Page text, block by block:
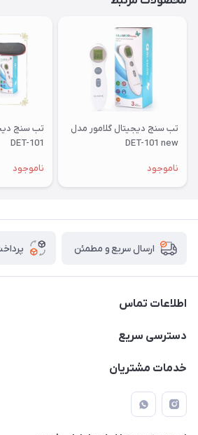
تب سنج دیجیتال گلامور مدل
DET-101 new
ناموجود
تب سنج
DET-101
ناموجود
ارسال سریع و مطمئن
اطلاعات تماس
09171843500 و 07152240182
دسترسی سریع
حساب کاربری
لیست محصولات
خدمات مشتریان
راهنما
قوانین و مقررات